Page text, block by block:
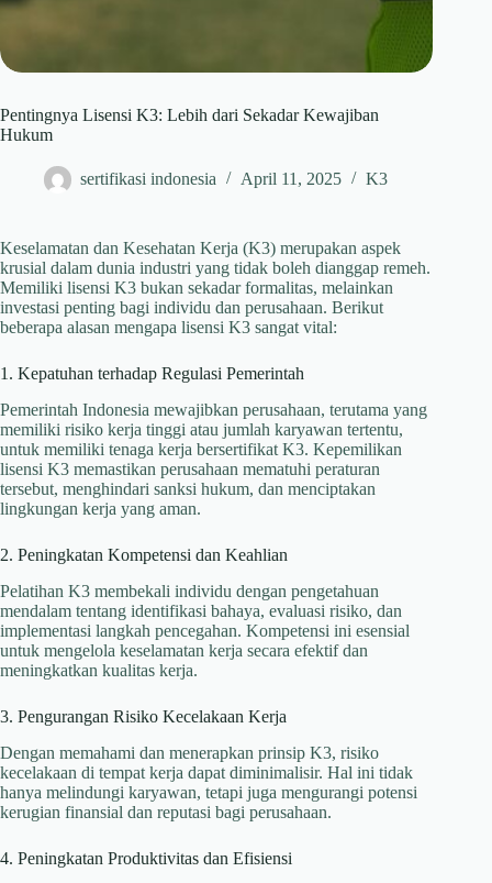
Pentingnya Lisensi K3: Lebih dari Sekadar Kewajiban
Hukum
sertifikasi indonesia April 11, 2025 K3
Keselamatan dan Kesehatan Kerja (K3) merupakan aspek
krusial dalam dunia industri yang tidak boleh dianggap remeh.
Memiliki lisensi K3 bukan sekadar formalitas, melainkan
investasi penting bagi individu dan perusahaan. Berikut
beberapa alasan mengapa lisensi K3 sangat vital:​
1. Kepatuhan terhadap Regulasi Pemerintah
Pemerintah Indonesia mewajibkan perusahaan, terutama yang
memiliki risiko kerja tinggi atau jumlah karyawan tertentu,
untuk memiliki tenaga kerja bersertifikat K3. Kepemilikan
lisensi K3 memastikan perusahaan mematuhi peraturan
tersebut, menghindari sanksi hukum, dan menciptakan
lingkungan kerja yang aman.
2. Peningkatan Kompetensi dan Keahlian
Pelatihan K3 membekali individu dengan pengetahuan
mendalam tentang identifikasi bahaya, evaluasi risiko, dan
implementasi langkah pencegahan. Kompetensi ini esensial
untuk mengelola keselamatan kerja secara efektif dan
meningkatkan kualitas kerja.
3. Pengurangan Risiko Kecelakaan Kerja
Dengan memahami dan menerapkan prinsip K3, risiko
kecelakaan di tempat kerja dapat diminimalisir. Hal ini tidak
hanya melindungi karyawan, tetapi juga mengurangi potensi
kerugian finansial dan reputasi bagi perusahaan.
4. Peningkatan Produktivitas dan Efisiensi